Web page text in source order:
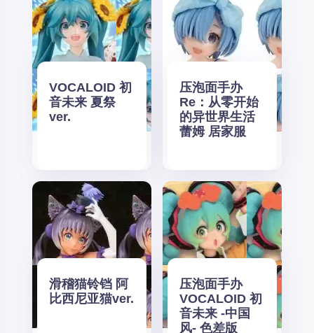
VOCALOID 初
音未来 夏祭
ver.
压泡面手办
Re：从零开始
的异世界生活
蕾姆 居家服
滑稽猫铃铛 阿
比西尼亚猫ver.
压泡面手办
VOCALOID 初
音未来 -中国
风- 色差版